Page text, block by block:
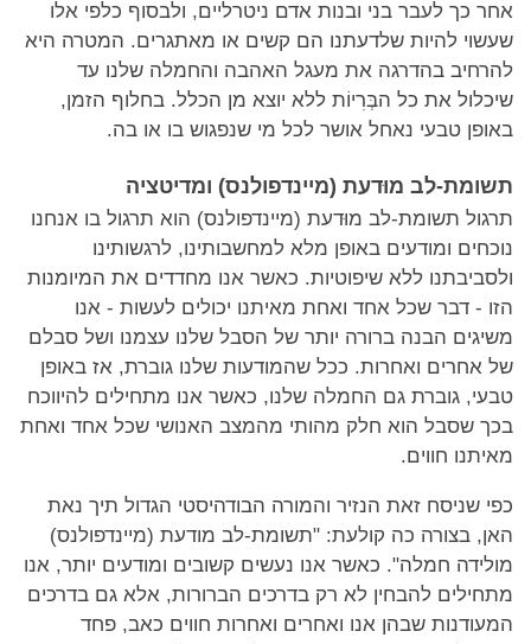
אחר כך לעבר בני ובנות אדם ניטרליים, ולבסוף כלפי אלו
שעשוי להיות שלדעתנו הם קשים או מאתגרים. המטרה היא
להרחיב בהדרגה את מעגל האהבה והחמלה שלנו עד
שיכלול את כל הבְּרִיוֹת ללא יוצא מן הכלל. בחלוף הזמן,
באופן טבעי נאחל אושר לכל מי שנפגוש בו או בה.
תשומת-לב מוּדעת (מיינדפולנס) ומדיטציה
תרגול תשומת-לב מוּדעת (מיינדפולנס) הוא תרגול בו אנחנו
נוכחים ומודעים באופן מלא למחשבותינו, לרגשותינו
ולסביבתנו ללא שיפוטיות. כאשר אנו מחדדים את המיומנות
הזו - דבר שכל אחד ואחת מאיתנו יכולים לעשות - אנו
משיגים הבנה ברורה יותר של הסבל שלנו עצמנו ושל סבלם
של אחרים ואחרות. ככל שהמודעות שלנו גוברת, אז באופן
טבעי, גוברת גם החמלה שלנו, כאשר אנו מתחילים להיווכח
בכך שסבל הוא חלק מהותי מהמצב האנושי שכל אחד ואחת
מאיתנו חווים.
כפי שניסח זאת הנזיר והמורה הבודהיסטי הגדול תיך נאת
האן, בצורה כה קולעת: "תשומת-לב מודעת (מיינדפולנס)
מולידה חמלה". כאשר אנו נעשים קשובים ומודעים יותר, אנו
מתחילים להבחין לא רק בדרכים הברורות, אלא גם בדרכים
המעודנות שבהן אנו ואחרים ואחרות חווים כאב, פחד